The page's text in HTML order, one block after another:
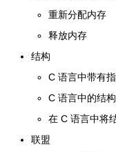
重新分配内存
释放内存
结构
C 语言中带有
C 语言中的结
在 C 语言中将
联盟